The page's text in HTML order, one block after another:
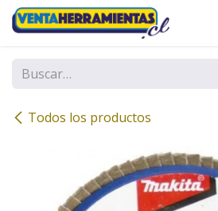
Ir al contenido
Todos los productos